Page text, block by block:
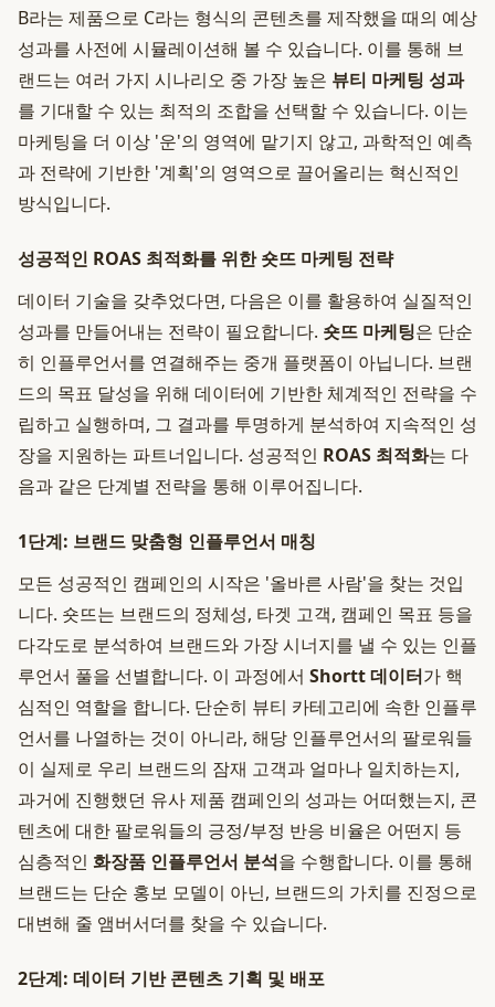
B라는 제품으로 C라는 형식의 콘텐츠를 제작했을 때의 예상
성과를 사전에 시뮬레이션해 볼 수 있습니다. 이를 통해 브
랜드는 여러 가지 시나리오 중 가장 높은 뷰티 마케팅 성과
를 기대할 수 있는 최적의 조합을 선택할 수 있습니다. 이는
마케팅을 더 이상 '운'의 영역에 맡기지 않고, 과학적인 예측
과 전략에 기반한 '계획'의 영역으로 끌어올리는 혁신적인
방식입니다.
성공적인 ROAS 최적화를 위한 숏뜨 마케팅 전략
데이터 기술을 갖추었다면, 다음은 이를 활용하여 실질적인
성과를 만들어내는 전략이 필요합니다. 숏뜨 마케팅은 단순
히 인플루언서를 연결해주는 중개 플랫폼이 아닙니다. 브랜
드의 목표 달성을 위해 데이터에 기반한 체계적인 전략을 수
립하고 실행하며, 그 결과를 투명하게 분석하여 지속적인 성
장을 지원하는 파트너입니다. 성공적인 ROAS 최적화는 다
음과 같은 단계별 전략을 통해 이루어집니다.
1단계: 브랜드 맞춤형 인플루언서 매칭
모든 성공적인 캠페인의 시작은 '올바른 사람'을 찾는 것입
니다. 숏뜨는 브랜드의 정체성, 타겟 고객, 캠페인 목표 등을
다각도로 분석하여 브랜드와 가장 시너지를 낼 수 있는 인플
루언서 풀을 선별합니다. 이 과정에서 Shortt 데이터가 핵
심적인 역할을 합니다. 단순히 뷰티 카테고리에 속한 인플루
언서를 나열하는 것이 아니라, 해당 인플루언서의 팔로워들
이 실제로 우리 브랜드의 잠재 고객과 얼마나 일치하는지,
과거에 진행했던 유사 제품 캠페인의 성과는 어떠했는지, 콘
텐츠에 대한 팔로워들의 긍정/부정 반응 비율은 어떤지 등
심층적인 화장품 인플루언서 분석을 수행합니다. 이를 통해
브랜드는 단순 홍보 모델이 아닌, 브랜드의 가치를 진정으로
대변해 줄 앰버서더를 찾을 수 있습니다.
2단계: 데이터 기반 콘텐츠 기획 및 배포